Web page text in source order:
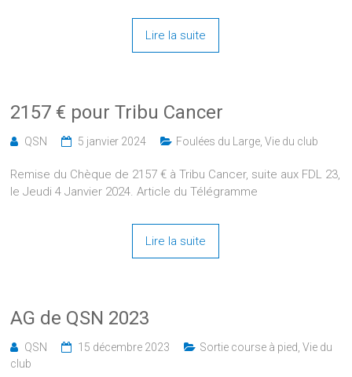
Lire la suite
2157 € pour Tribu Cancer
QSN 5 janvier 2024 Foulées du Large ,Vie du club
Remise du Chèque de 2157 € à Tribu Cancer, suite aux FDL 23,
le Jeudi 4 Janvier 2024. Article du Télégramme
Lire la suite
AG de QSN 2023
QSN 15 décembre 2023 Sortie course à pied ,Vie du
club